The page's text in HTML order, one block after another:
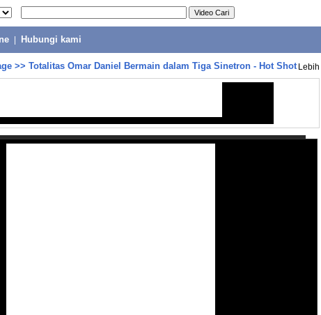
Hubungi kami
>> Totalitas Omar Daniel Bermain dalam Tiga Sinetron - Hot Shot Lebih